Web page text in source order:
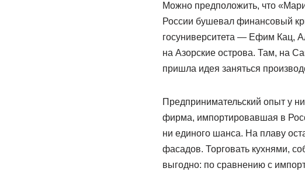
Можно предположить, что
России бушевал финансовый
госуниверситета — Ефим Кац,
на Азорские острова. Там, на
пришла идея заняться
Предпринимательский опыт у
фирма, импортировавшая в
ни единого шанса. На плаву
фасадов. Торговать кухнями,
выгодно: по сравнению с